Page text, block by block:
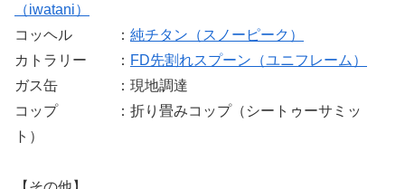
（iwatani）
コッヘル ： 純チタン（スノーピーク）
カトラリー ： FD先割れスプーン（ユニフレーム）
ガス缶 ：現地調達
コップ ：折り畳みコップ（シートゥーサミッ
ト）